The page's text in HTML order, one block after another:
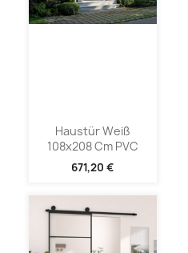
Haustür Weiß
108x208 Cm PVC
671,20 €